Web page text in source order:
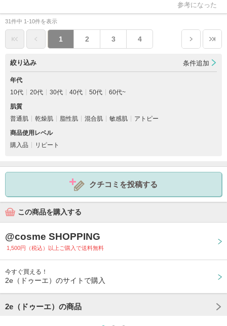
参考になった
31件中 1-10件を表示
1 2 3 4
絞り込み 条件追加
年代
10代
20代 30代 40代 50代
60代~
肌質
普通肌
乾燥肌 脂性肌 混合肌 敏感肌
アトピー
商品使用レベル
購入品
リピート
クチコミを投稿する
この商品を購入する
@cosme SHOPPING
1,500円（税込）以上ご購入で送料無料
今すぐ買える！
2e（ドゥーエ）のサイトで購入
2e（ドゥーエ）の商品